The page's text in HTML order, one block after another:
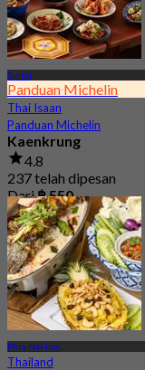
Siriraj
Panduan Michelin
Thai Isaan
Panduan Michelin
Kaenkrung
4.8
237 telah dipesan
Dari฿ 550
Phra Nakhon
Thailand